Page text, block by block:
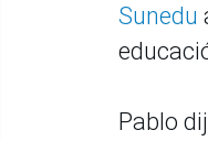
Sunedu
Pablo